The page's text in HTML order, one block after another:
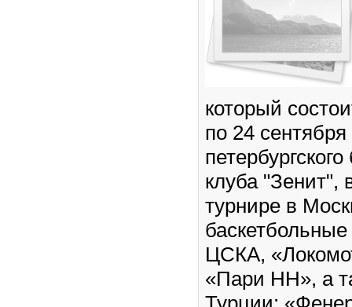
который
по 24
клуба "Зенит",
турнире в
ЦСКА,
«Пари НН», а